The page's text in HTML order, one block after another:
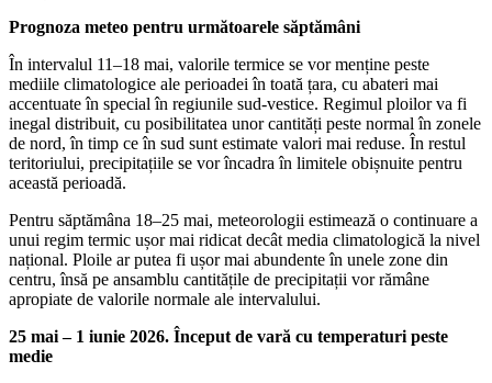
Prognoza meteo pentru următoarele săptămâni
În intervalul 11–18 mai, valorile termice se vor menține peste
mediile climatologice ale perioadei în toată țara, cu abateri mai
accentuate în special în regiunile sud-vestice. Regimul ploilor va fi
inegal distribuit, cu posibilitatea unor cantități peste normal în zonele
de nord, în timp ce în sud sunt estimate valori mai reduse. În restul
teritoriului, precipitațiile se vor încadra în limitele obișnuite pentru
această perioadă.
Pentru săptămâna 18–25 mai, meteorologii estimează o continuare a
unui regim termic ușor mai ridicat decât media climatologică la nivel
național. Ploile ar putea fi ușor mai abundente în unele zone din
centru, însă pe ansamblu cantitățile de precipitații vor rămâne
apropiate de valorile normale ale intervalului.
25 mai – 1 iunie 2026. Început de vară cu temperaturi peste
medie